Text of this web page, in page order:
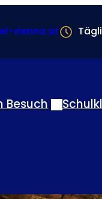
vienna.at
Besuch